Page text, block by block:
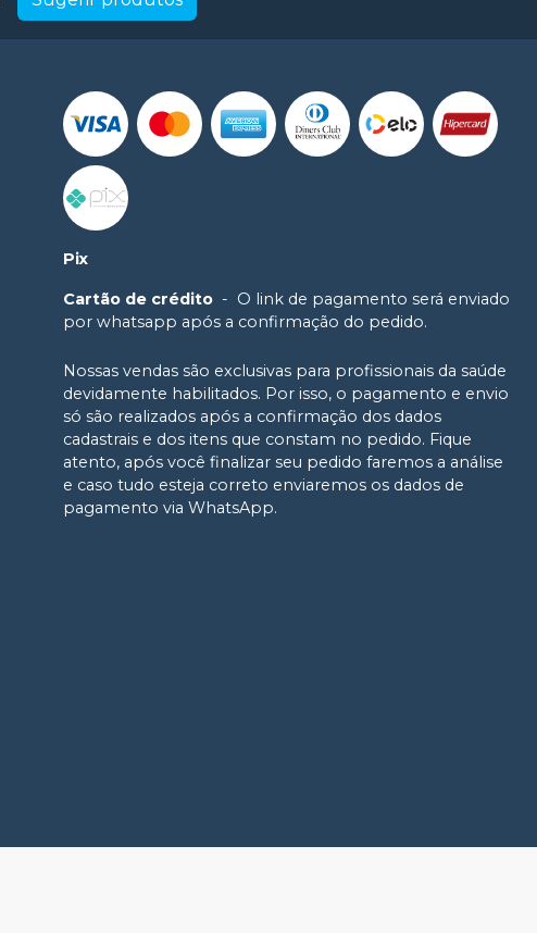
Pix
Cartão de crédito - O link de pagamento será enviado
por whatsapp após a confirmação do pedido.
Nossas vendas são exclusivas para profissionais da saúde
devidamente habilitados. Por isso, o pagamento e envio
só são realizados após a confirmação dos dados
cadastrais e dos itens que constam no pedido. Fique
atento, após você finalizar seu pedido faremos a análise
e caso tudo esteja correto enviaremos os dados de
pagamento via WhatsApp.